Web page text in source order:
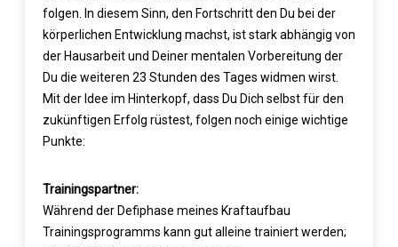
folgen. In diesem Sinn, den Fortschritt den Du bei der
körperlichen Entwicklung machst, ist stark abhängig von
der Hausarbeit und Deiner mentalen Vorbereitung der
Du die weiteren 23 Stunden des Tages widmen wirst.
Mit der Idee im Hinterkopf, dass Du Dich selbst für den
zukünftigen Erfolg rüstest, folgen noch einige wichtige
Punkte:
Trainingspartner:
Während der Defiphase meines Kraftaufbau
Trainingsprogramms kann gut alleine trainiert werden;